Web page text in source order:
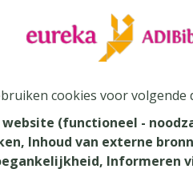
onderwijs (12-14 jaar),
12 jaar)
dyscalculie, dyslexie,
cookies voor volgende
(functioneel -
Inhoud van externe
Informeren